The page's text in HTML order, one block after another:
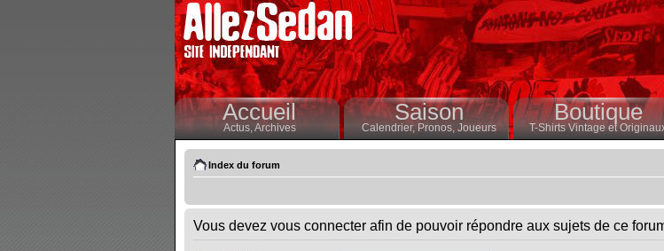
Accueil
Actus,Archives
Saison
Calendrier,Pronos, Joueurs
Boutique
T-Shirts Vintage et
Index du forum
Vous devez vous connecter afin de pouvoir répondre aux sujets de ce